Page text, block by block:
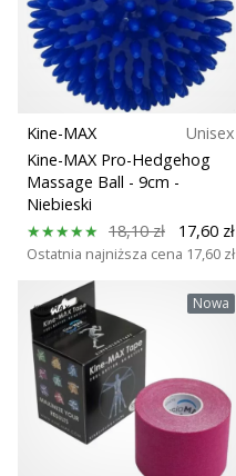
Kine-MAX
Unisex
Kine-MAX Pro-Hedgehog
Massage Ball - 9cm -
Niebieski
18,10 zł
17,60 zł
Ostatnia najniższa cena 17,60 zł
Nowa